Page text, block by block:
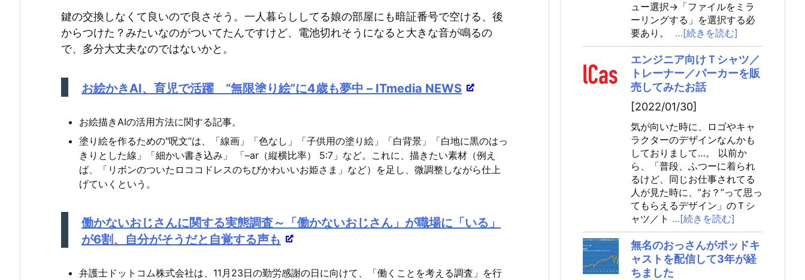
使
鍵の交換しなくて良いので良さそう。一人暮らししてる娘の部屋にも暗証番号で空ける、後
からつけた？みたいなのがついてたんですけど、電池切れそうになると大きな音が鳴るの
で、多分大丈夫なのではないかと。
お絵かきAI、育児で活躍 “無限塗り絵”に4歳も夢中 – ITmedia NEWS
お絵描きAIの活用方法に関する記事。
塗り絵を作るための"呪文”は、「線画」「色なし」「子供用の塗り絵」「白背景」「白地に黒のはっ
きりとした線」「細かい書き込み」 「–ar（縦横比率） 5:7」など。これに、描きたい素材（例え
ば、「リボンのついたロココドレスのちびかわいいお姫さま」など）を足し、微調整しながら仕上
げていくという。
働かないおじさんに関する実態調査～「働かないおじさん」が職場に「いる」
が6割、自分がそうだと自覚する声も
弁護士ドットコム株式会社は、11月23日の勤労感謝の日に向けて、「働くことを考える調査」を行
ュー選択→「ファイルをミラ
ーリングする」を選択する必
要あり。
…[続きを読む]
エンジニア向けＴシャツ／
トレーナー／パーカーを販
売してみたお話
[2022/01/30]
気が向いた時に、ロゴやキャ
ラクターのデザインなんかも
しておりまして…。 以前か
ら、「普段、ふつーに着られ
るけど、同じお仕事されてる
人が見た時に、”お？”って思っ
てもらえるデザイン」のＴシ
ャツ／ト …[続きを読む]
無名のおっさんがポッドキ
ャストを配信して3年が経
ちました